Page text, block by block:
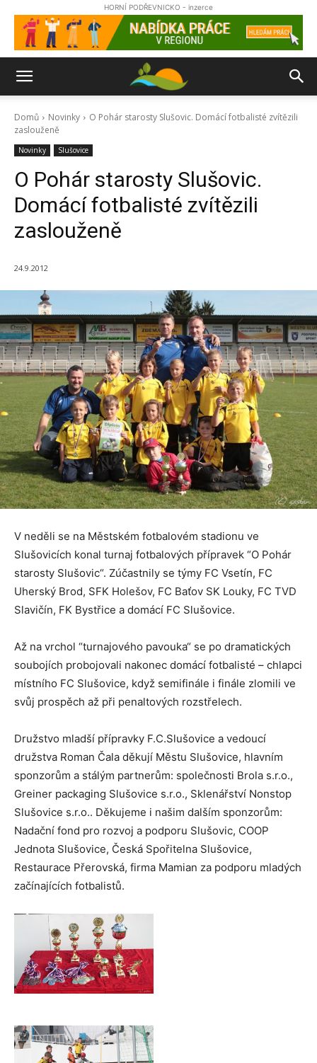
HORNÍ PODŘEVNICKO - inzerce
Domů Novinky
O Pohár starosty Slušovic. Domácí fotbalisté zvítězili
zaslouženě
Novinky Slušovice
O Pohár starosty Slušovic.
Domácí fotbalisté zvítězili
zaslouženě
24.9.2012
V neděli se na Městském fotbalovém stadionu ve
Slušovicích konal turnaj fotbalových přípravek “O Pohár
starosty Slušovic“. Zúčastnily se týmy FC Vsetín, FC
Uherský Brod, SFK Holešov, FC Baťov SK Louky, FC TVD
Slavičín, FK Bystřice a domácí FC Slušovice.
Až na vrchol “turnajového pavouka“ se po dramatických
soubojích probojovali nakonec domácí fotbalisté – chlapci
místního FC Slušovice, když semifinále i finále zlomili ve
svůj prospěch až při penaltových rozstřelech.
Družstvo mladší přípravky F.C.Slušovice a vedoucí
družstva Roman Čala děkují Městu Slušovice, hlavním
sponzorům a stálým partnerům: společnosti Brola s.r.o.,
Greiner packaging Slušovice s.r.o., Sklenářství Nonstop
Slušovice s.r.o.. Děkujeme i našim dalším sponzorům:
Nadační fond pro rozvoj a podporu Slušovic, COOP
Jednota Slušovice, Česká Spořitelna Slušovice,
Restaurace Přerovská, firma Mamian za podporu mladých
začínajících fotbalistů.